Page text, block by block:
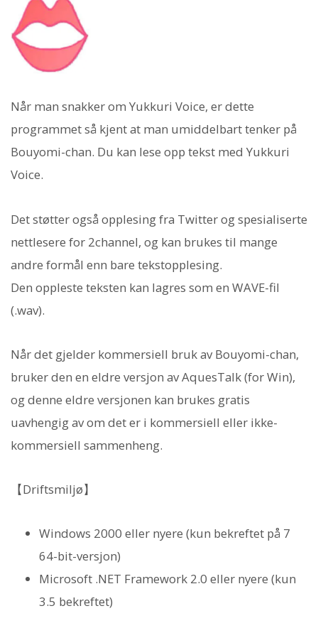
Når man snakker om Yukkuri Voice, er dette
programmet så kjent at man umiddelbart tenker på
Bouyomi-chan. Du kan lese opp tekst med Yukkuri
Voice.
Det støtter også opplesing fra Twitter og spesialiserte
nettlesere for 2channel, og kan brukes til mange
andre formål enn bare tekstopplesing.
Den oppleste teksten kan lagres som en WAVE-fil
(.wav).
Når det gjelder kommersiell bruk av Bouyomi-chan,
bruker den en eldre versjon av AquesTalk (for Win),
og denne eldre versjonen kan brukes gratis
uavhengig av om det er i kommersiell eller ikke-
kommersiell sammenheng.
【Driftsmiljø】
Windows 2000 eller nyere (kun bekreftet på 7
64-bit-versjon)
Microsoft .NET Framework 2.0 eller nyere (kun
3.5 bekreftet)